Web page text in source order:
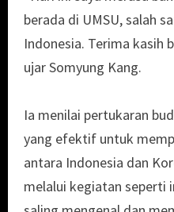
berada di UMSU, salah
Indonesia. Terima kasih
ujar Somyung Kang.
Ia menilai pertukaran
yang efektif untuk
antara Indonesia dan
melalui kegiatan seperti